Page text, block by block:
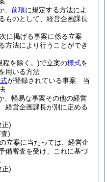
前項に規定する方法によ
ものとして、経営企画課長
に掲げる事案に係る立案
方法により行うことができ
程を除く。)で立案の様式を
用いる方法
が登録されている事案 当
、軽易な事案その他の経営
営企画課長が別に定める
正)
)
立案に当たっては、経営企
備審査を受け、これに基づ
正)